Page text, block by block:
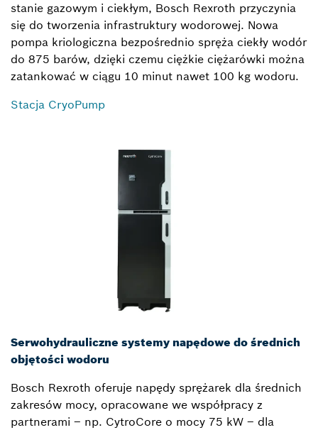
stanie gazowym i ciekłym, Bosch Rexroth przyczynia
się do tworzenia infrastruktury wodorowej. Nowa
pompa kriologiczna bezpośrednio spręża ciekły wodór
do 875 barów, dzięki czemu ciężkie ciężarówki można
zatankować w ciągu 10 minut nawet 100 kg wodoru.
Stacja CryoPump
Serwohydrauliczne systemy napędowe do średnich
objętości wodoru
Bosch Rexroth oferuje napędy sprężarek dla średnich
zakresów mocy, opracowane we współpracy z
partnerami – np. CytroCore o mocy 75 kW – dla